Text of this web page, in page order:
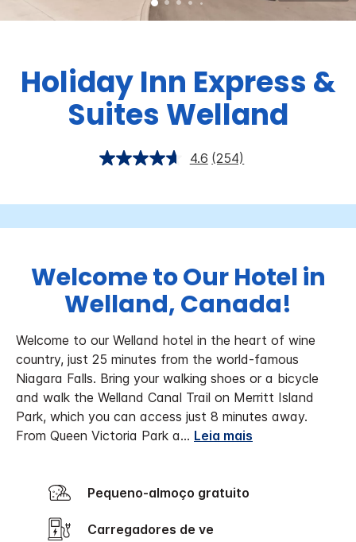
Holiday Inn Express &
Suites Welland
4.6 (254)
Welcome to Our Hotel in
Welland, Canada!
Welcome to our Welland hotel in the heart of wine
country, just 25 minutes from the world-famous
Niagara Falls. Bring your walking shoes or a bicycle
and walk the Welland Canal Trail on Merritt Island
Park, which you can access just 8 minutes away.
From Queen Victoria Park a... Leia mais
Pequeno-almoço gratuito
Carregadores de ve